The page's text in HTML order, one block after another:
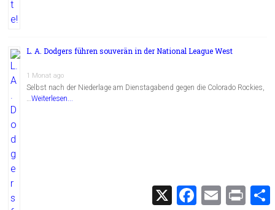
L. A. Dodgers führen souverän in der National League West
1 Monat ago
Selbst nach der Niederlage am Dienstagabend gegen die Colorado Rockies,
…Weiterlesen...
X
F
E
m
P